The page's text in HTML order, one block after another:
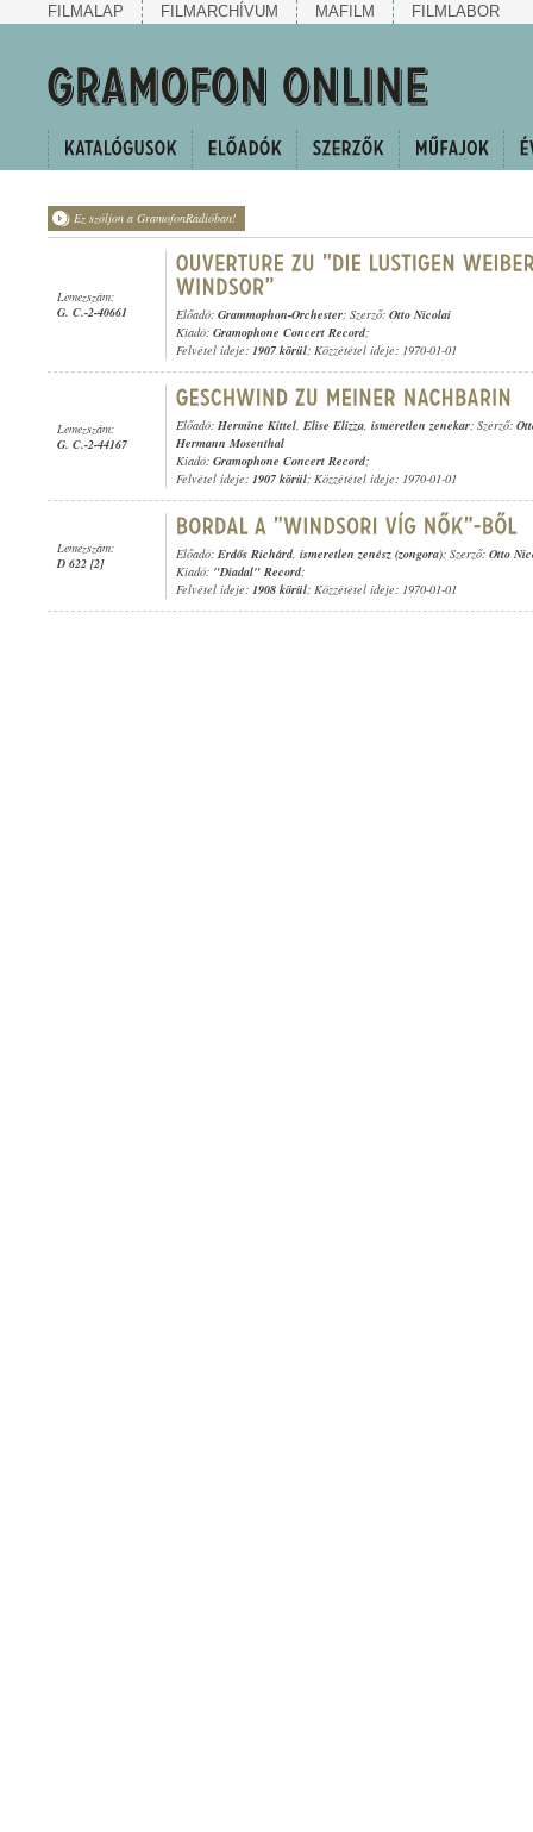
FILMALAP FILMARCHÍVUM MAFILM FILMLABOR
Ez szóljon a GramofonRádióban!
Lemezszám:
G. C.-2-40661
Előadó: Grammophon-Orchester; Szerző: Otto Nicolai
Kiadó: Gramophone Concert Record;
Felvétel ideje: 1907 körül; Közzététel ideje: 1970-01-01
Lemezszám:
G. C.-2-44167
Előadó: Hermine Kittel, Elise Elizza, ismeretlen zenekar; Szerző:
Hermann Mosenthal
Kiadó: Gramophone Concert Record;
Felvétel ideje: 1907 körül; Közzététel ideje: 1970-01-01
Lemezszám:
D 622 [2]
Előadó: Erdős Richárd, ismeretlen zenész (zongora); Szerző: Otto
Kiadó: "Diadal" Record;
Felvétel ideje: 1908 körül; Közzététel ideje: 1970-01-01